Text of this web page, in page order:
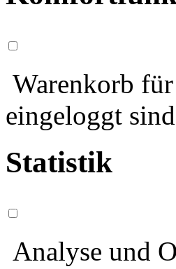
Warenkorb
eingeloggt
Statistik
Analyse und